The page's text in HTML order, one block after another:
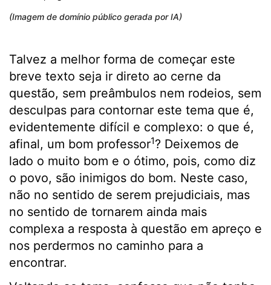
(Imagem de domínio público gerada por IA)
Talvez a melhor forma de começar este
breve texto seja ir direto ao cerne da
questão, sem preâmbulos nem rodeios, sem
desculpas para contornar este tema que é,
evidentemente difícil e complexo: o que é,
afinal, um bom professor1? Deixemos de
lado o muito bom e o ótimo, pois, como diz
o povo, são inimigos do bom. Neste caso,
não no sentido de serem prejudiciais, mas
no sentido de tornarem ainda mais
complexa a resposta à questão em apreço e
nos perdermos no caminho para a
encontrar.